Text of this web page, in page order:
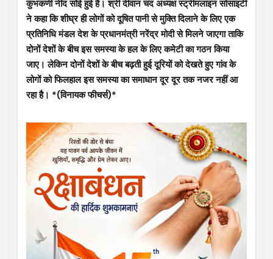
कुंभकर्णी नींद सोई हुई है। श्री दीवान चंद अध्यक्ष स्ट्रीमलाइन सोसाइटी
ने कहा कि शीघ्र ही लोगों को दूषित पानी से मुक्ति दिलाने के लिए एक
प्रतिनिधि मंडल देश के प्रधानमंत्री नरेंद्र मोदी से मिलने जाएगा ताकि
दोनों देशों के बीच इस समस्या के हल के लिए कमेटी का गठन किया
जाए। लेकिन दोनों देशों के बीच बढ़ती हुई दूरियों को देखते हुए गांव के
लोगों को फिलहाल इस समस्या का समाधान दूर दूर तक नजर नहीं आ
रहा है। *(विनायक फीचर्स)*